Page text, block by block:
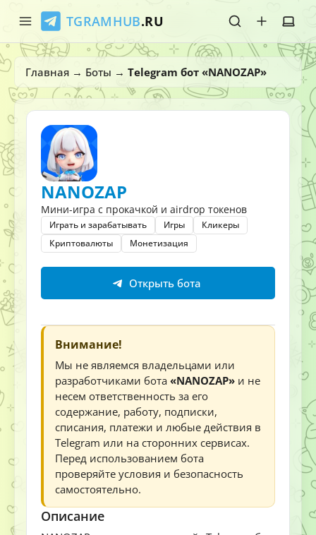
TGRAMHUB.RU
Главная
Стикеры
Эмодзи
Главная → Боты → Telegram бот «NANOZAP»
NANOZAP
Мини-игра с прокачкой и airdrop токенов
Играть и зарабатывать Игры
Кликеры
Криптовалюты
Монетизация
Открыть бота
Внимание!
Мы не являемся владельцами или
разработчиками бота «NANOZAP» и не
несем ответственность за его
содержание, работу, подписки,
списания, платежи и любые действия в
Telegram или на сторонних сервисах.
Перед использованием бота
проверяйте условия и безопасность
самостоятельно.
Описание